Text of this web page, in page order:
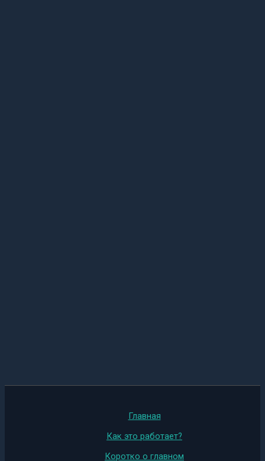
Главная
Как это работает?
Коротко о главном